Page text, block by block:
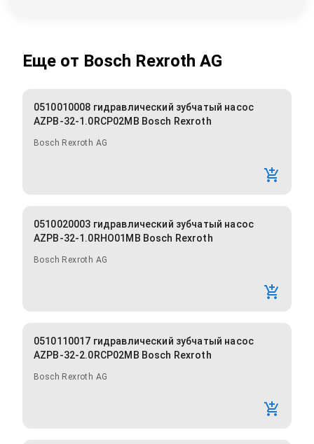
Еще от Bosch Rexroth AG
0510010008 гидравлический зубчатый насос
AZPB-32-1.0RCP02MB Bosch Rexroth
Bosch Rexroth AG
0510020003 гидравлический зубчатый насос
AZPB-32-1.0RHO01MB Bosch Rexroth
Bosch Rexroth AG
0510110017 гидравлический зубчатый насос
AZPB-32-2.0RCP02MB Bosch Rexroth
Bosch Rexroth AG